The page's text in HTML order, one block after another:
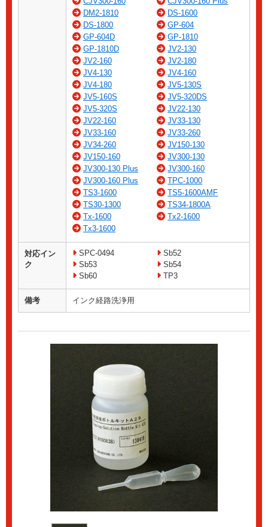
DM2-1810
DS-1600
DS-1800
GP-604
GP-604D
GP-1810
GP-1810D
JV2-130
JV2-160
JV2-180
JV4-130
JV4-160
JV4-180
JV5-130S
JV5-160S
JV5-320DS
JV5-320S
JV22-130
JV22-160
JV33-130
JV33-160
JV33-260
JV34-260
JV150-130
JV150-160
JV300-130
JV300-130 Plus
JV300-160
JV300-160 Plus
TPC-1000
TS3-1600
TS5-1600AMF
TS30-1300
TS34-1800A
Tx-1600
Tx2-1600
Tx3-1600
対応イン
ク
SPC-0494
Sb52
Sb53
Sb54
Sb60
TP3
備考 インク経路洗浄用